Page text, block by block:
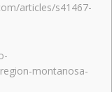
articles/s41467-
montanosa-